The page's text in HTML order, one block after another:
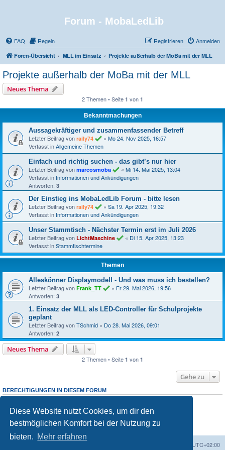
Diese Website nutzt Cookies, um dir den
bestmöglichen Komfort bei der Nutzung zu
bieten. Mehr erfahren
Forum - MobaLedLib
FAQ Regeln Anmelden
Registrieren
Foren-Übersicht MLL im Einsatz Projekte außerhalb der MoBa mit der MLL
Projekte außerhalb der MoBa mit der MLL
Neues Thema
2 Themen • Seite 1 von 1
Bekanntmachungen
Aussagekräftiger und zusammenfassender Betreff
Letzter Beitrag von raily74 « Mo 24. Nov 2025, 16:57
Verfasst inAllgemeine Themen
Einfach und richtig suchen - das gibt’s nur hier
Letzter Beitrag von marcosmoba « Mi 14. Mai 2025, 13:04
Verfasst in Informationen und Ankündigungen
Antworten: 3
Der Einstieg ins MobaLedLib Forum - bitte lesen
Letzter Beitrag von raily74 « Sa 19. Apr 2025, 19:32
Verfasst in Informationen und Ankündigungen
Unser Stammtisch - Nächster Termin erst im Juli 2026
Letzter Beitrag von LichtMaschine « Di 15. Apr 2025, 13:23
Verfasst inStammtischtermine
Themen
Alleskönner Displaymodell - Und was muss ich bestellen?
Letzter Beitrag von Frank_TT « Fr 29. Mai 2026, 19:56
Antworten: 3
1. Einsatz der MLL als LED-Controller für Schulprojekte
geplant
Letzter Beitrag vonTSchmid « Do 28. Mai 2026, 09:01
Antworten: 2
Neues Thema
2 Themen • Seite 1 von 1
Gehe zu
BERECHTIGUNGEN IN DIESEM FORUM
Du darfst
neuen Themen in diesem Forum erstellen.
keine
Du darfst deine Beiträge in diesem Forumnichtändern.
Du darfst deine Beiträge in diesem Forum nicht löschen.
Du darfst keineDateianhänge in diesem Forum erstellen.
UTC+02:00